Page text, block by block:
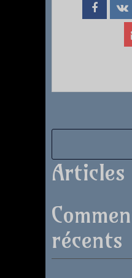
Articles
récents